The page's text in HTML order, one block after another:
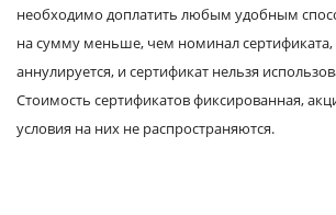
необходимо доплатить любым удобным
на сумму меньше, чем номинал сертификата,
аннулируется, и сертификат нельзя
Стоимость сертификатов фиксированная,
условия на них не распространяются.